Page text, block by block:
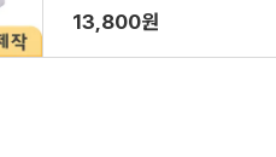
3.0 64G (박스제작가능)
13,800원